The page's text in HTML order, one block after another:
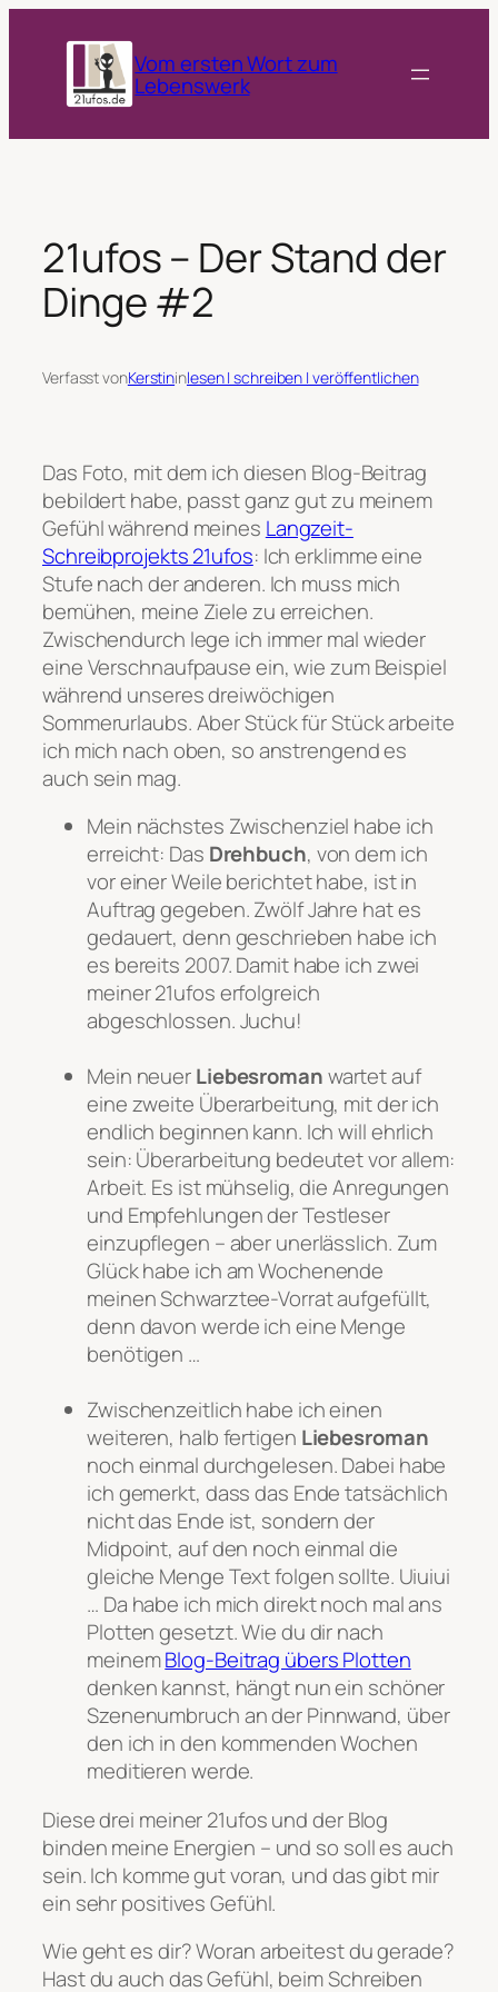
Vom ersten Wort zum
Lebenswerk
21ufos – Der Stand der
Dinge #2
Verfasst vonKerstininlesen | schreiben | veröffentlichen
Das Foto, mit dem ich diesen Blog-Beitrag
bebildert habe, passt ganz gut zu meinem
Gefühl während meines Langzeit-
Schreibprojekts 21ufos: Ich erklimme eine
Stufe nach der anderen. Ich muss mich
bemühen, meine Ziele zu erreichen.
Zwischendurch lege ich immer mal wieder
eine Verschnaufpause ein, wie zum Beispiel
während unseres dreiwöchigen
Sommerurlaubs. Aber Stück für Stück arbeite
ich mich nach oben, so anstrengend es
auch sein mag.
Mein nächstes Zwischenziel habe ich
erreicht: Das Drehbuch, von dem ich
vor einer Weile berichtet habe, ist in
Auftrag gegeben. Zwölf Jahre hat es
gedauert, denn geschrieben habe ich
es bereits 2007. Damit habe ich zwei
meiner 21ufos erfolgreich
abgeschlossen. Juchu!
Mein neuerLiebesromanwartet auf
eine zweite Überarbeitung, mit der ich
endlich beginnen kann. Ich will ehrlich
sein: Überarbeitung bedeutet vor allem:
Arbeit. Es ist mühselig, die Anregungen
und Empfehlungen der Testleser
einzupflegen – aber unerlässlich. Zum
Glück habe ich am Wochenende
meinen Schwarztee-Vorrat aufgefüllt,
denn davon werde ich eine Menge
benötigen …
Zwischenzeitlich habe ich einen
weiteren, halb fertigen Liebesroman
noch einmal durchgelesen. Dabei habe
ich gemerkt, dass das Ende tatsächlich
nicht das Ende ist, sondern der
Midpoint, auf den noch einmal die
gleiche Menge Text folgen sollte. Uiuiui
… Da habe ich mich direkt noch mal ans
Plotten gesetzt. Wie du dir nach
meinemBlog-Beitrag übers Plotten
denken kannst, hängt nun ein schöner
Szenenumbruch an der Pinnwand, über
den ich in den kommenden Wochen
meditieren werde.
Diese drei meiner 21ufos und der Blog
binden meine Energien – und so soll es auch
sein. Ich komme gut voran, und das gibt mir
ein sehr positives Gefühl.
Wie geht es dir? Woran arbeitest du gerade?
Hast du auch das Gefühl, beim Schreiben